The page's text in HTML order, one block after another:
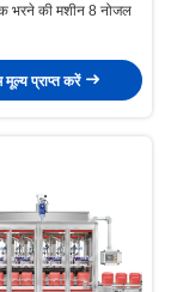
भरने की मशीन 8 नोजल
मूल्य प्राप्त करें